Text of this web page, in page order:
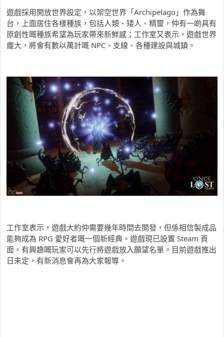
遊戲採用開放世界設定，以架空世界「Archipelago」作為舞
台，上面居住各樣種族，包括人類、矮人、精靈，仲有一啲具有
原創性嘅種族希望為玩家帶來新鮮感；工作室又表示，遊戲世界
龐大，將會有數以萬計嘅 NPC、支線、各種建設與城鎮。
工作室表示，遊戲大約仲需要幾年時間去開發，但係相信製成品
能夠成為 RPG 愛好者嘅一個新經典。遊戲現已設置 Steam 頁
面。有興趣嘅玩家可以先行將遊戲放入願望名單。目前遊戲推出
日未定，有新消息會再為大家報導。